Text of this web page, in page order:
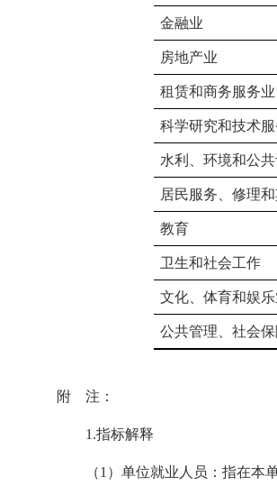
金融业
房地产业
租赁和商务服务业
科学研究和技术
水利、环境和公
居民服务、修理
教育
卫生和社会工作
文化、体育和娱乐
公共管理、社会
附 注：
1.指标解释
（1）单位就业人员：指在本